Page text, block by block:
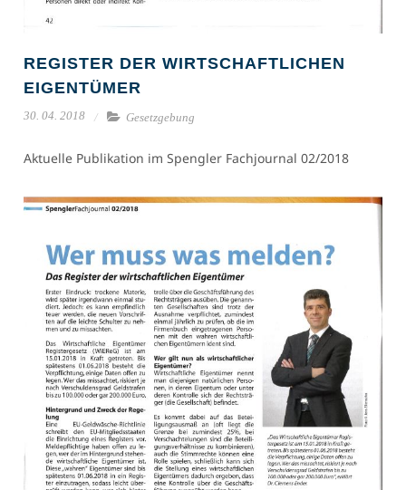
REGISTER DER WIRTSCHAFTLICHEN
EIGENTÜMER
30. 04. 2018 Gesetzgebung
Aktuelle Publikation im Spengler Fachjournal 02/2018